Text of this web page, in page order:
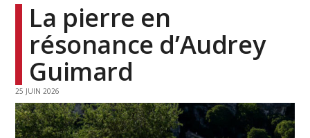
La pierre en
résonance d’Audrey
Guimard
25 JUIN 2026